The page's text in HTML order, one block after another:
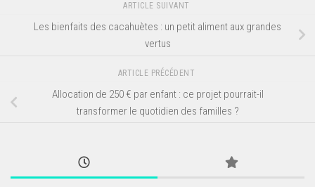
ARTICLE SUIVANT
Les bienfaits des cacahuètes : un petit aliment aux grandes
vertus
ARTICLE PRÉCÉDENT
Allocation de 250 € par enfant : ce projet pourrait-il
transformer le quotidien des familles ?